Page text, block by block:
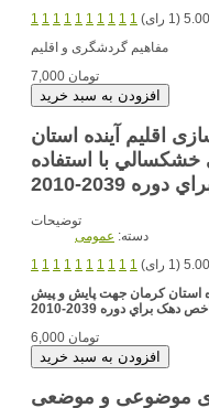
1 1 1 1 1 1 1 1 1 1
مفاهیم گردشگری و اقلیم
7,000 تومان
اقلیم آینده استان
با استفاده
2039-2010
توضیحات
دسته: عمومی
1 1 1 1 1 1 1 1 1 1
استان کرمان جهت پايش و پيش
براي دوره 2039-2010
6,000 تومان
موضوعی و موضعی